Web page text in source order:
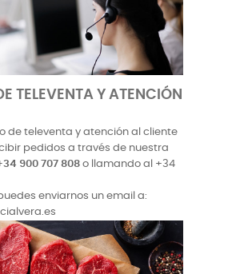
TELEVENTA Y ATENCIÓN
de televenta y atención al cliente
pedidos a través de nuestra
900 707 808 o llamando al +34
enviarnos un email a: